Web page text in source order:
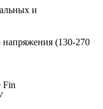
и
(130-270
Fin